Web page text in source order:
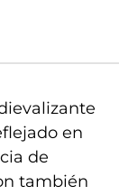
en
de
también